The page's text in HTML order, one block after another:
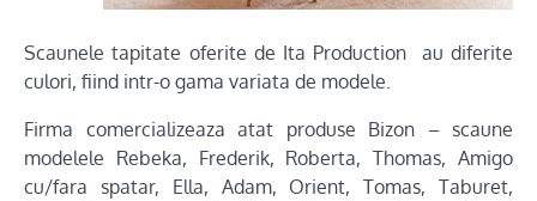
Scaunele tapitate oferite de Ita Production au diferite
culori, fiind intr-o gama variata de modele.
Firma comercializeaza atat produse Bizon – scaune
modelele Rebeka, Frederik, Roberta, Thomas, Amigo
cu/fara spatar, Ella, Adam, Orient, Tomas, Taburet,